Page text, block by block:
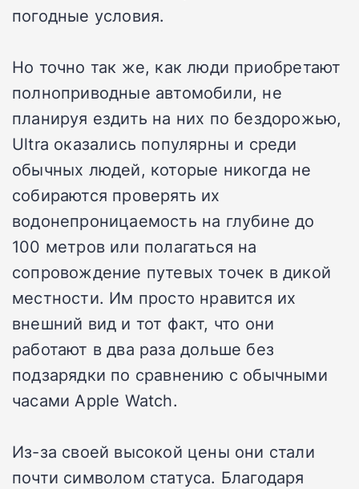
погодные условия.
Но точно так же, как люди приобретают
полноприводные автомобили, не
планируя ездить на них по бездорожью,
Ultra оказались популярны и среди
обычных людей, которые никогда не
собираются проверять их
водонепроницаемость на глубине до
100 метров или полагаться на
сопровождение путевых точек в дикой
местности. Им просто нравится их
внешний вид и тот факт, что они
работают в два раза дольше без
подзарядки по сравнению с обычными
часами Apple Watch.
Из-за своей высокой цены они стали
почти символом статуса. Благодаря